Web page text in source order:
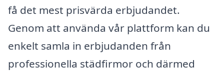
få det mest prisvärda erbjudandet.
Genom att använda vår plattform kan du
enkelt samla in erbjudanden från
professionella städfirmor och därmed